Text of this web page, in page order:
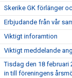
Skerike GK förlänger
Erbjudande från vår
Viktigt inforamtion
Viktigt meddelande
Tisdag den 18 februari
in till föreningens